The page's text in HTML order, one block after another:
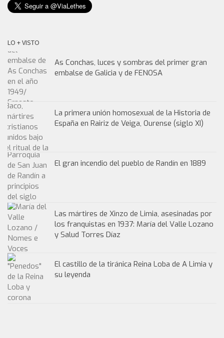
LO + VISTO
As Conchas, luces y sombras del primer gran
embalse de Galicia y de FENOSA
La primera unión homosexual de la Historia de
España en Rairiz de Veiga, Ourense (siglo XI)
El gran incendio del pueblo de Randín en 1889
Las mártires de Xinzo de Limia, asesinadas por
los franquistas en 1937: María del Valle Lozano
y Salud Torres Díaz
El castillo de la tiránica Reina Loba de A Limia y
su leyenda